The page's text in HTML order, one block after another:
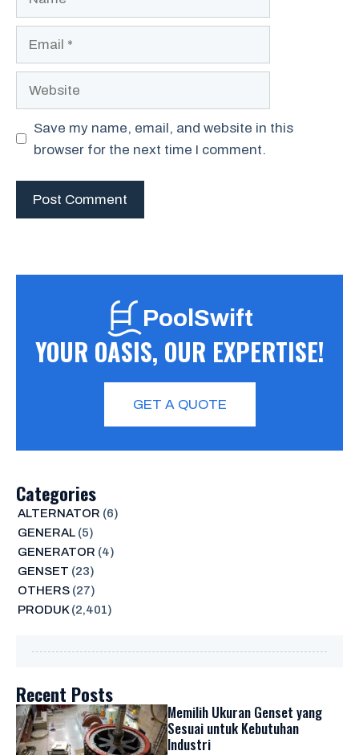
Save my name, email, and website in this
browser for the next time I comment.
PoolSwift
YOUR OASIS, OUR EXPERTISE!
GET A QUOTE
Categories
ALTERNATOR (6)
GENERAL(5)
GENERATOR (4)
GENSET (23)
OTHERS(27)
PRODUK(2,401)
Recent Posts
Memilih Ukuran Genset yang
Sesuai untuk Kebutuhan
Industri